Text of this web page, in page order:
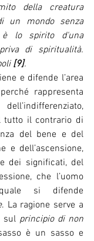
della creatura
un mondo senza
lo spirito d'una
di spiritualità.
[9].
rappresenta
tutto il contrario di
del bene e del
e dell’ascensione,
dei significati, del
che l’uomo
si difende
. La ragione serve a
sul principio di non
è un sasso e